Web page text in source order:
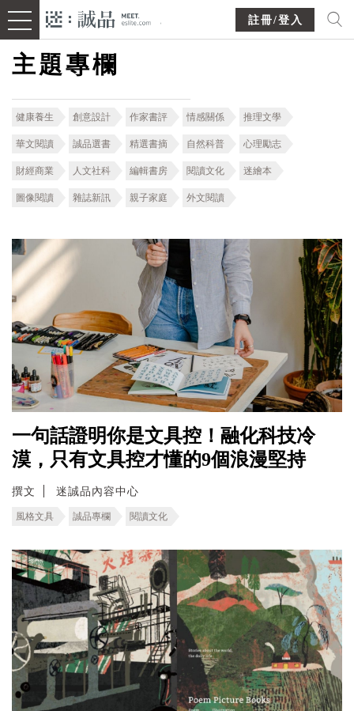
註冊/登入
主題專欄
健康養生 創意設計 作家書評 情感關係 推理文學
華文閱讀 誠品選書 精選書摘 自然科普 心理勵志
財經商業 人文社科 編輯書房 閱讀文化 迷繪本
圖像閱讀 雜誌新訊 親子家庭 外文閱讀
一句話證明你是文具控！融化科技冷
漠，只有文具控才懂的9個浪漫堅持
撰文 迷誠品內容中心
風格文具 誠品專欄 閱讀文化